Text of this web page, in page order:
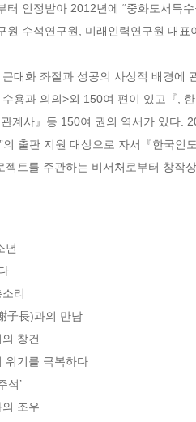
터 인정받아 2012년에 “중화도서특
원 수석연구원, 미래인력연구원 대
대화 좌절과 성공의 사상적 배경에
용과 의의>외 150여 편이 있고『,
계사』등 150여 권의 역서가 있다.
의 출판 지원 대상으로 자서『한국
젝트를 주관하는 비서처로부터 창작
년
리
子長)과의 만남
창건
위기를 극복하다
석’
조우